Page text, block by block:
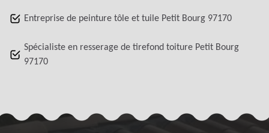
Entreprise de peinture tôle et tuile Petit Bourg 97170
Spécialiste en resserage de tirefond toiture Petit Bourg
97170